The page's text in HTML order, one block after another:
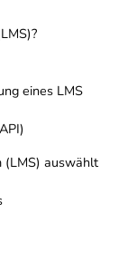
eines LMS
(LMS) auswählt